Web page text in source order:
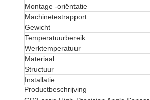
Montage -oriëntatie
Machinetestrapport
Gewicht
Temperatuurbereik
Werktemperatuur
Materiaal
Structuur
Installatie
Productbeschrijving